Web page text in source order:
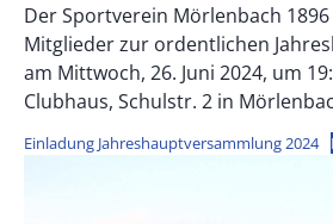
Der Sportverein Mörlenbach
Mitglieder zur ordentlichen
am Mittwoch, 26. Juni 2024, um
Clubhaus, Schulstr. 2 in
Einladung Jahreshauptversammlung 2024